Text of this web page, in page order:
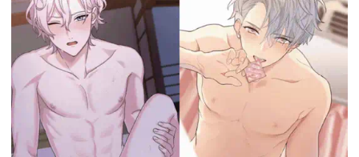
_site=77933&_article=23375